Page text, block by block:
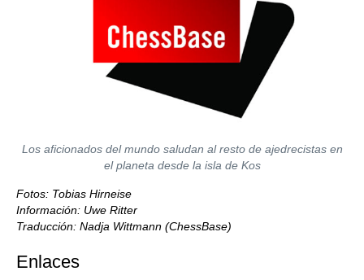
Los aficionados del mundo saludan al resto de ajedrecistas en
el planeta desde la isla de Kos
Fotos: Tobias Hirneise
Información: Uwe Ritter
Traducción: Nadja Wittmann (ChessBase)
Enlaces